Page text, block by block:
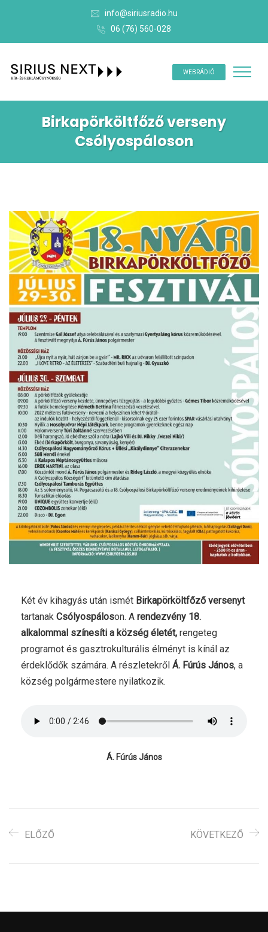
info@siriusradio.hu
06 (76) 560-028
WEBRÁDIÓ
Birkapörköltfőző verseny
Csólyospáloson
Két év kihagyás után ismét Birkapörköltfőző versenyt
tartanak Csólyospáloson. A rendezvény 18.
alkalommal színesíti a község életét, rengeteg
programot és gasztrokulturális élményt is kínál az
érdeklődők számára. A részletekről Á. Fúrús János, a
község polgármestere nyilatkozik.
Á. Fúrús János
ELŐZŐ KÖVETKEZŐ